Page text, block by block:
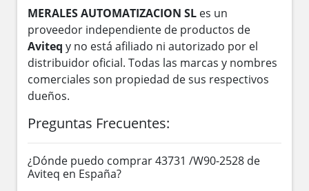
MERALES AUTOMATIZACION SL es un
proveedor independiente de productos de
Aviteq y no está afiliado ni autorizado por el
distribuidor oficial. Todas las marcas y nombres
comerciales son propiedad de sus respectivos
dueños.
Preguntas Frecuentes:
¿Dónde puedo comprar 43731 /W90-2528 de
Aviteq en España?